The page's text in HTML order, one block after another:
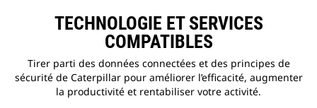
TECHNOLOGIE ET SERVICES
COMPATIBLES
Tirer parti des données connectées et des principes de
sécurité de Caterpillar pour améliorer l’efficacité, augmenter
la productivité et rentabiliser votre activité.